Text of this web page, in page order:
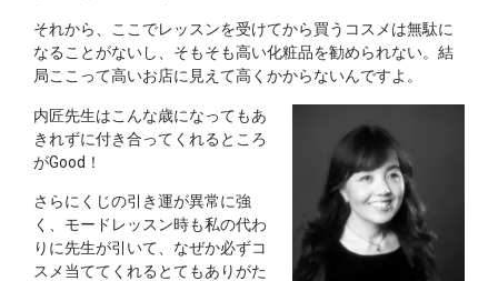
それから、ここでレッスンを受けてから買うコスメは無駄に
なることがないし、そもそも高い化粧品を勧められない。結
局ここって高いお店に見えて高くかからないんですよ。
内匠先生はこんな歳になってもあ
きれずに付き合ってくれるところ
がGood！
さらにくじの引き運が異常に強
く、モードレッスン時も私の代わ
りに先生が引いて、なぜか必ずコ
スメ当ててくれるとてもありがた